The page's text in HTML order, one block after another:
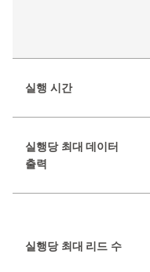
실행 시간
실행당 최대 데이터
출력
실행당 최대 리드 수